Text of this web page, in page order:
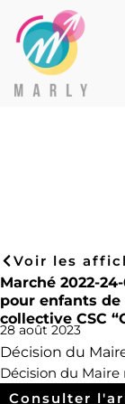
Voir les
Marché 2022-
pour enfants de
collective CSC
28 août 2023
Décision du
Décision du Maire
Consulter